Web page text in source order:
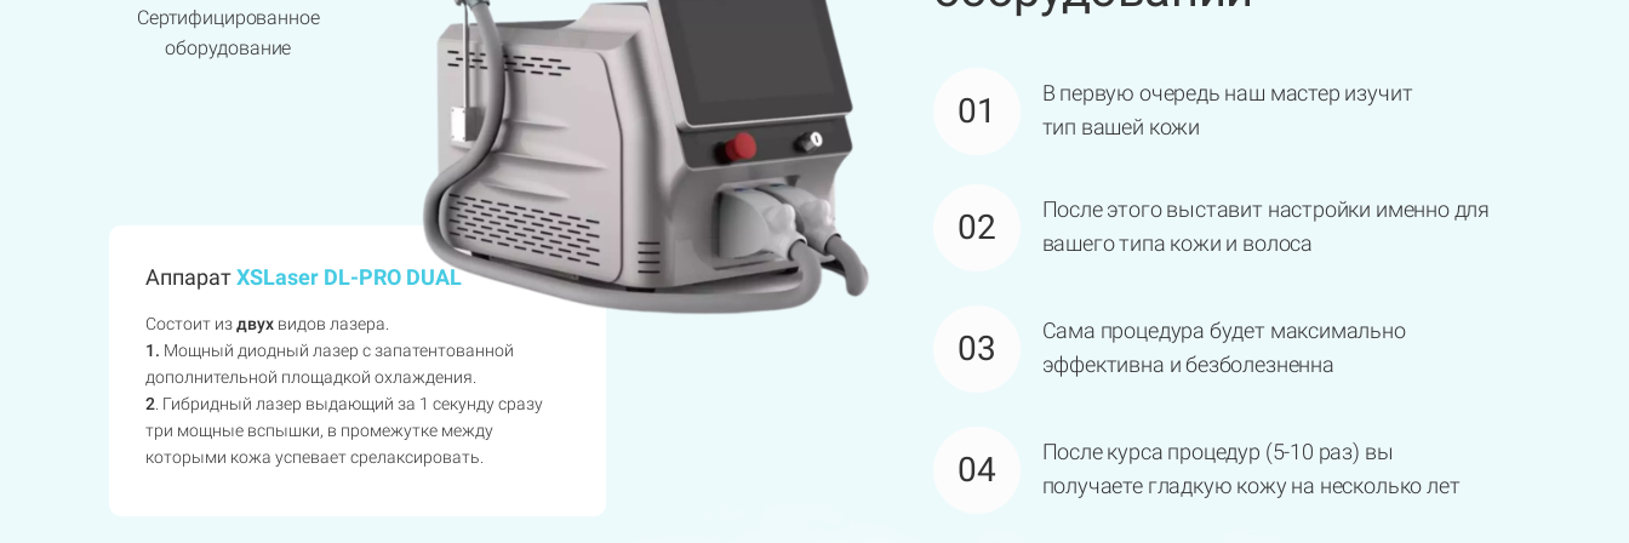
В первую очередь наш мастер изучит
тип вашей кожи
01
После этого выставит настройки именно для
вашего типа кожи и волоса
02
Сама процедура будет максимально
эффективна и безболезненна
03
Состоит издвухвидов лазера.
1. Мощный диодный лазер с запатентованной
дополнительной площадкой охлаждения.
2. Гибридный лазер выдающий за 1 секунду сразу
три мощные вспышки, в промежутке между
которыми кожа успевает срелаксировать.
АппаратXSLaser DL-PRO DUAL
Сертифицированное
оборудование
После курса процедур (5-10 раз) вы
получаете гладкую кожу на несколько лет
04